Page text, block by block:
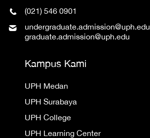
(021) 546 0901
undergraduate.admission@uph.edu
graduate.admission@uph.edu
Kampus Kami
UPH Medan
UPH Surabaya
UPH College
UPH Learning Center